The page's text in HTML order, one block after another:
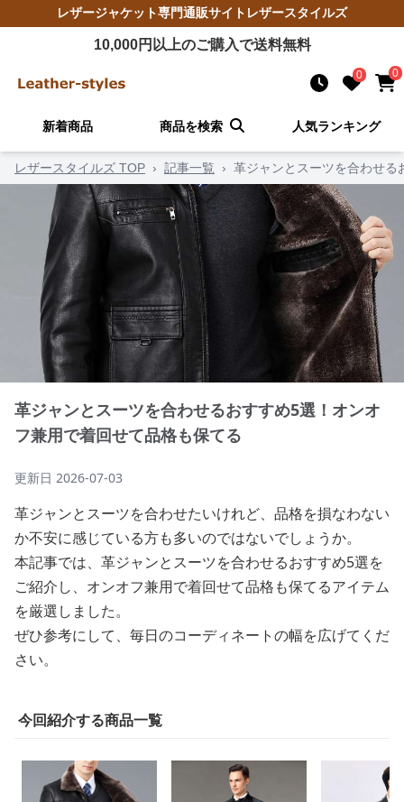
レザージャケット専門通販サイト レザースタイルズ
10,000円以上のご購入で送料無料
0 0
新着商品 商品を検索 人気ランキング
レザースタイルズ TOP › 記事一覧 › 革ジャンとスーツを合わせる
革ジャンとスーツを合わせるおすすめ5選！オンオ
フ兼用で着回せて品格も保てる
更新日 2026-07-03
革ジャンとスーツを合わせたいけれど、品格を損なわない
か不安に感じている方も多いのではないでしょうか。
本記事では、革ジャンとスーツを合わせるおすすめ5選を
ご紹介し、オンオフ兼用で着回せて品格も保てるアイテム
を厳選しました。
ぜひ参考にして、毎日のコーディネートの幅を広げてくだ
さい。
今回紹介する商品一覧